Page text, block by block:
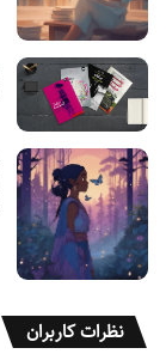
نظرات کاربران